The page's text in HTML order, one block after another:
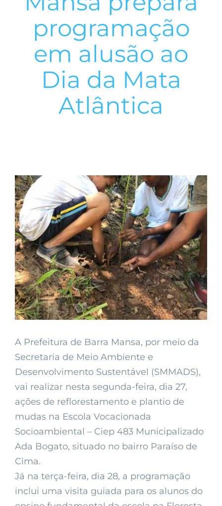
programação
em alusão ao
Dia da Mata
Atlântica
View
Larger
Image
A Prefeitura de Barra Mansa, por meio da
Secretaria de Meio Ambiente e
Desenvolvimento Sustentável (SMMADS),
vai realizar nesta segunda-feira, dia 27,
ações de reflorestamento e plantio de
mudas na Escola Vocacionada
Socioambiental – Ciep 483 Municipalizado
Ada Bogato, situado no bairro Paraíso de
Cima.
Já na terça-feira, dia 28, a programação
inclui uma visita guiada para os alunos do